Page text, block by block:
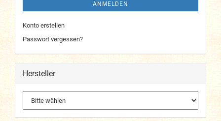
ANMELDEN
Konto erstellen
Passwort vergessen?
Hersteller